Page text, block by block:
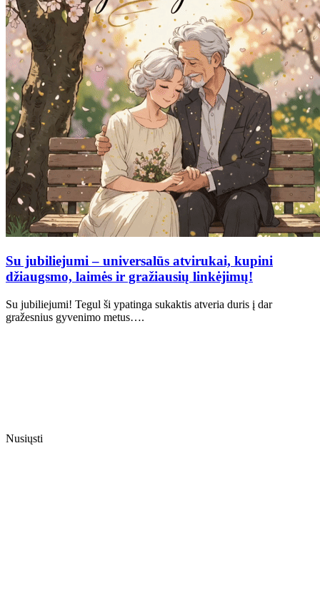
Su jubiliejumi – universalūs atvirukai, kupini
džiaugsmo, laimės ir gražiausių linkėjimų!
Su jubiliejumi! Tegul ši ypatinga sukaktis atveria duris į dar
gražesnius gyvenimo metus….
Nusiųsti